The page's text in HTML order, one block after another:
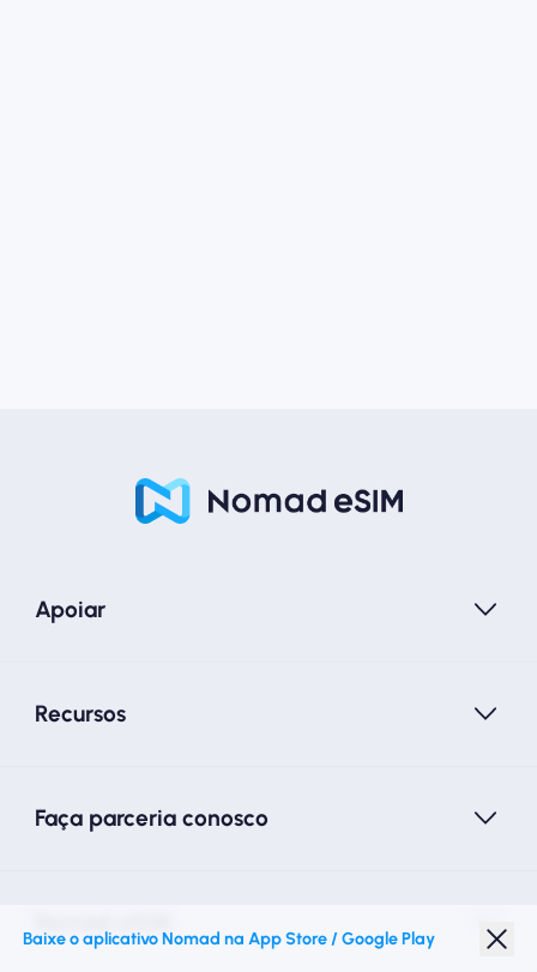
Apoiar
Recursos
Faça parceria conosco
Baixe o aplicativo Nomad na App Store / Google Play